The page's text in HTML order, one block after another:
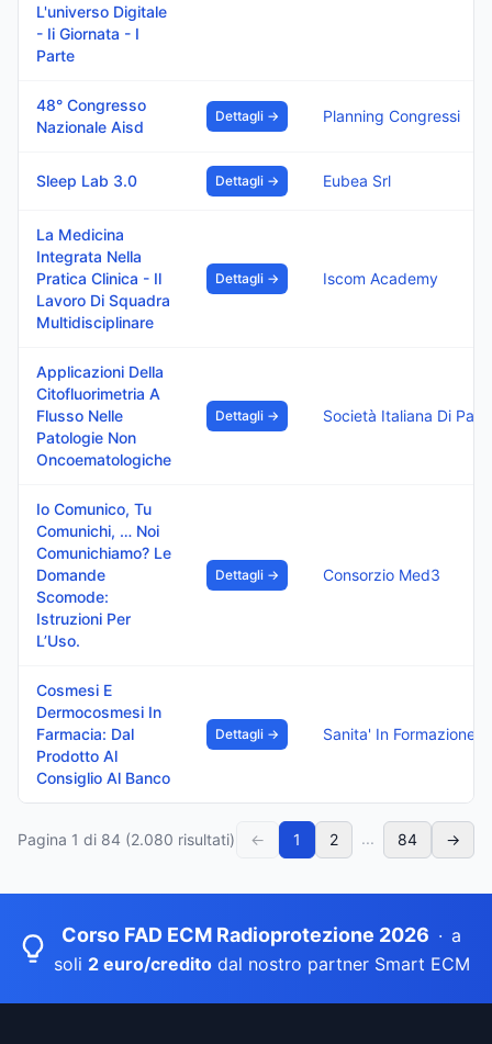
L'universo Digitale
- Ii Giornata - I
Parte
48° Congresso
Nazionale Aisd
Dettagli → Planning Congressi
Sleep Lab 3.0 Dettagli → Eubea Srl
La Medicina
Integrata Nella
Pratica Clinica - Il
Lavoro Di Squadra
Multidisciplinare
Dettagli → Iscom Academy
Applicazioni Della
Citofluorimetria A
Flusso Nelle
Patologie Non
Oncoematologiche
Dettagli →
Io Comunico, Tu
Comunichi, … Noi
Comunichiamo? Le
Domande
Scomode:
Istruzioni Per
L’Uso.
Dettagli → Consorzio Med3
Cosmesi E
Dermocosmesi In
Farmacia: Dal
Prodotto Al
Consiglio Al Banco
Dettagli →
Pagina 1 di 84 (2.080 risultati) ← 1 2 ... 84 →
Corso FAD ECM Radioprotezione 2026 · a
soli 2 euro/creditodal nostro partner Smart ECM